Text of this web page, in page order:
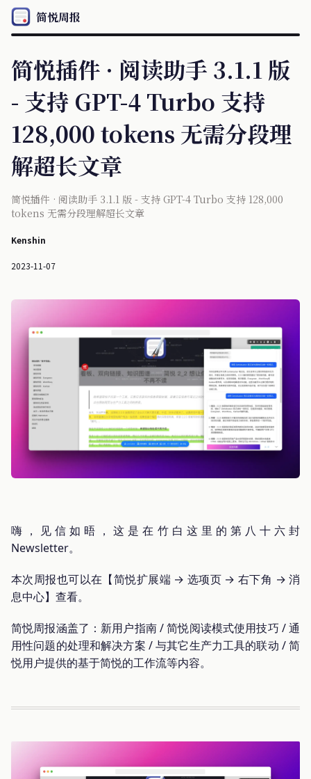
简悦周报
简悦插件 · 阅读助手 3.1.1 版
- 支持 GPT-4 Turbo 支持
128,000 tokens 无需分段理
解超长文章
简悦插件 · 阅读助手 3.1.1 版 - 支持 GPT-4 Turbo 支持 128,000
tokens 无需分段理解超长文章
Kenshin
2023-11-07
嗨，见信如晤，这是在竹白这里的第八十六封
Newsletter。
本次周报也可以在【简悦扩展端 → 选项页 → 右下角 → 消
息中心】查看。
简悦周报涵盖了：新用户指南 / 简悦阅读模式使用技巧 / 通
用性问题的处理和解决方案 / 与其它生产力工具的联动 / 简
悦用户提供的基于简悦的工作流等内容。